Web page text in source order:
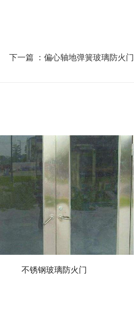
下一篇 ： 偏心轴地弹簧玻璃防火门
不锈钢玻璃防火门